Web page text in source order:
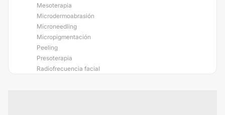
Mesoterapia
Microdermoabrasión
Microneedling
Micropigmentación
Peeling
Presoterapia
Radiofrecuencia facial